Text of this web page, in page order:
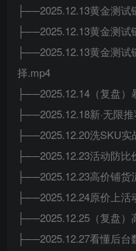
├──2025.12.13黄金测
├──2025.12.13黄金测
├──2025.12.13黄金测
择.mp4
├──2025.12.14（复盘）
├──2025.12.18新·无限
├──2025.12.20洗SKU实
├──2025.12.23活动防
├──2025.12.23高价铺货
├──2025.12.24原价上活
├──2025.12.25（复盘）
├──2025.12.27看懂后